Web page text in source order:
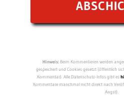
Hinweis:Beim Kommentieren werden
gespeichert und Cookies gesetzt (öffentlich
Kommentar). Alle Datenschutz-Infos gibt es
Kommentare manchmal nicht direkt nach
Angst).